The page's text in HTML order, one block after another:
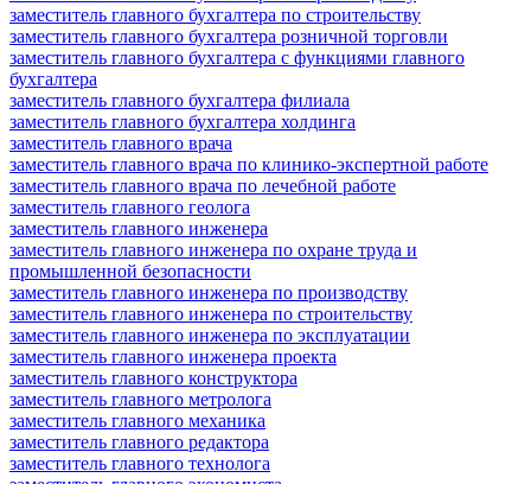
заместитель главного бухгалтера по строительству
заместитель главного бухгалтера розничной торговли
заместитель главного бухгалтера с функциями главного
бухгалтера
заместитель главного бухгалтера филиала
заместитель главного бухгалтера холдинга
заместитель главного врача
заместитель главного врача по клинико-экспертной работе
заместитель главного врача по лечебной работе
заместитель главного геолога
заместитель главного инженера
заместитель главного инженера по охране труда и
промышленной безопасности
заместитель главного инженера по производству
заместитель главного инженера по строительству
заместитель главного инженера по эксплуатации
заместитель главного инженера проекта
заместитель главного конструктора
заместитель главного метролога
заместитель главного механика
заместитель главного редактора
заместитель главного технолога